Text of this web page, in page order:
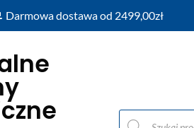
Darmowa dostawa od 2499,00zł